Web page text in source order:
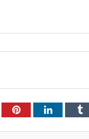
PinterestLinkedIn